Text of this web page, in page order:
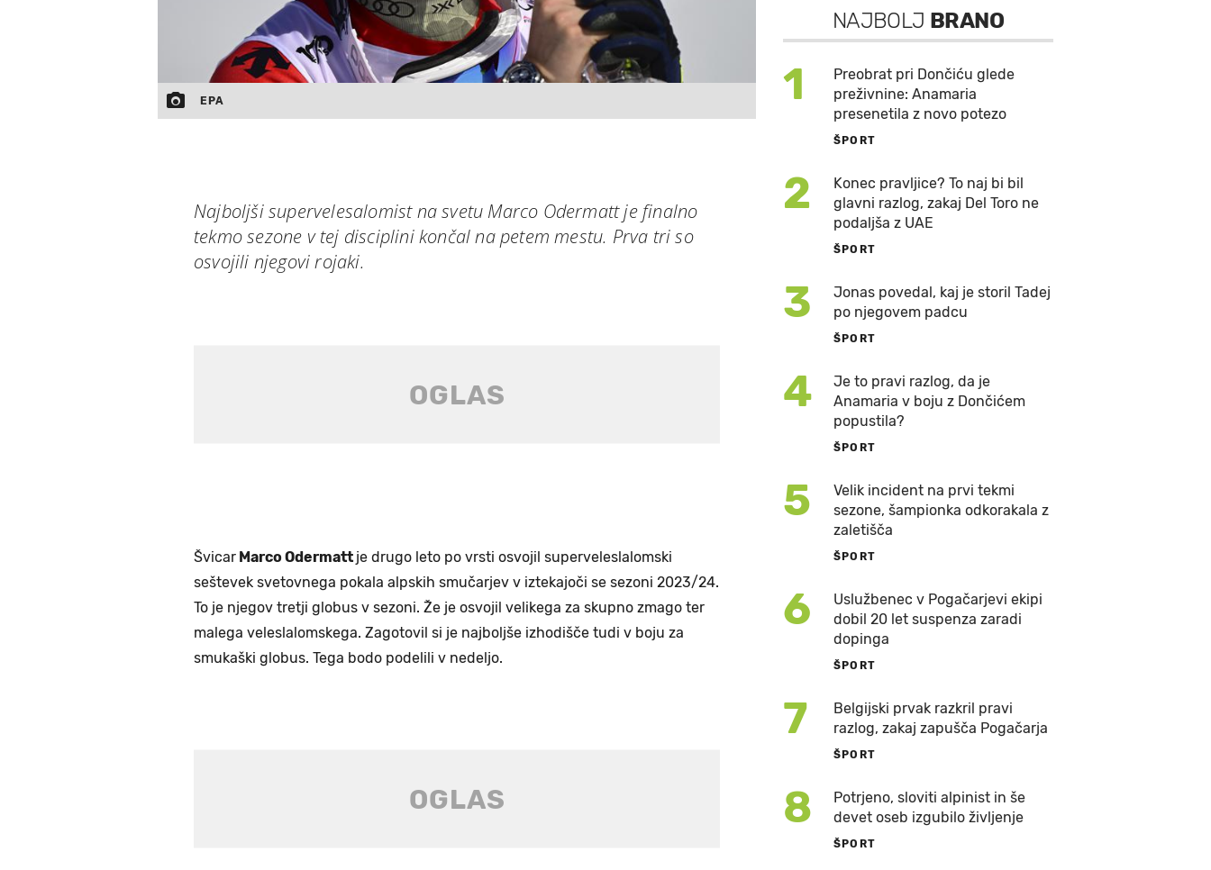
EPA
Najboljši supervelesalomist na svetu Marco Odermatt je finalno
tekmo sezone v tej disciplini končal na petem mestu. Prva tri so
osvojili njegovi rojaki.
Švicar Marco Odermatt je drugo leto po vrsti osvojil superveleslalomski
seštevek svetovnega pokala alpskih smučarjev v iztekajoči se sezoni 2023/24.
To je njegov tretji globus v sezoni. Že je osvojil velikega za skupno zmago ter
malega veleslalomskega. Zagotovil si je najboljše izhodišče tudi v boju za
smukaški globus. Tega bodo podelili v nedeljo.
NAJBOLJ BRANO
1
Preobrat pri Dončiću glede
preživnine: Anamaria
presenetila z novo potezo
ŠPORT
2
Konec pravljice? To naj bi bil
glavni razlog, zakaj Del Toro ne
podaljša z UAE
ŠPORT
3
Jonas povedal, kaj je storil Tadej
po njegovem padcu
ŠPORT
4
Je to pravi razlog, da je
Anamaria v boju z Dončićem
popustila?
ŠPORT
5
Velik incident na prvi tekmi
sezone, šampionka odkorakala z
zaletišča
ŠPORT
6
Uslužbenec v Pogačarjevi ekipi
dobil 20 let suspenza zaradi
dopinga
ŠPORT
7
Belgijski prvak razkril pravi
razlog, zakaj zapušča Pogačarja
ŠPORT
8
Potrjeno, sloviti alpinist in še
devet oseb izgubilo življenje
ŠPORT